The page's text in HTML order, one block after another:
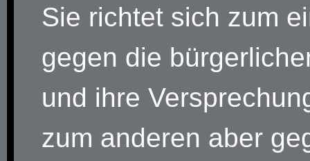
Sie richtet sich zum
gegen die
und ihre
zum anderen aber